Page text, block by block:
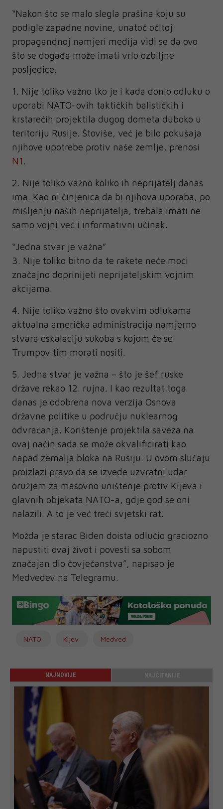
“Nakon što se malo slegla prašina koju su
podigle zapadne novine, unatoč očitoj
propagandnoj namjeri medija vidi se da ovo
što se događa može imati vrlo ozbiljne
posljedice.
1. Nije toliko važno tko je i kada donio odluku o
uporabi NATO-ovih taktičkih balističkih i
krstarećih projektila dugog dometa duboko u
teritoriju Rusije. Štoviše, već je bilo pokušaja
njihove upotrebe protiv naše zemlje, prenosi
N1 .
2. Nije toliko važno koliko ih neprijatelj danas
ima. Kao ni činjenica da bi njihova uporaba, po
mišljenju naših neprijatelja, trebala imati ne
samo vojni već i informativni učinak.
“Jedna stvar je važna”
3. Nije toliko bitno da te rakete neće moći
značajno doprinijeti neprijateljskim vojnim
akcijama.
4. Nije toliko važno što ovakvim odlukama
aktualna američka administracija namjerno
stvara eskalaciju sukoba s kojom će se
Trumpov tim morati nositi.
5. Jedna stvar je važna – što je šef ruske
države rekao 12. rujna. I kao rezultat toga
danas je odobrena nova verzija Osnova
državne politike u području nuklearnog
odvraćanja. Korištenje projektila saveza na
ovaj način sada se može okvalificirati kao
napad zemalja bloka na Rusiju. U ovom slučaju
proizlazi pravo da se izvede uzvratni udar
oružjem za masovno uništenje protiv Kijeva i
glavnih objekata NATO-a, gdje god se oni
nalazili. A to je već treći svjetski rat.
Možda je starac Biden doista odlučio graciozno
napustiti ovaj život i povesti sa sobom
značajan dio čovječanstva”, napisao je
Medvedev na Telegramu.
NATO Kijev Medved
NAJNOVIJE